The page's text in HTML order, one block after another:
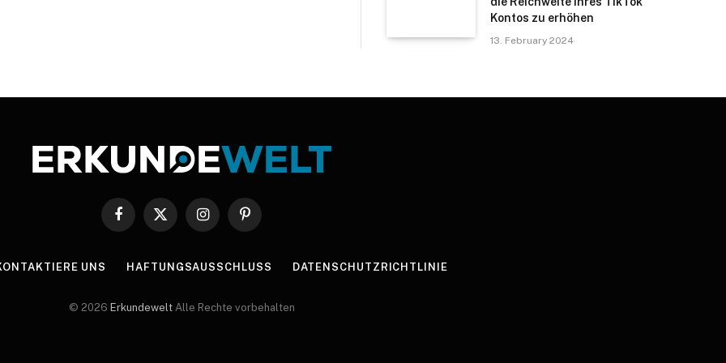
Kontos zu erhöhen
13. February 2024
Facebook
X
InstagramPinterest
UNS HAFTUNGSAUSSCHLUSS DATENSCHUTZRICHTLINIE
© 2026 Erkundewelt Alle Rechte vorbehalten